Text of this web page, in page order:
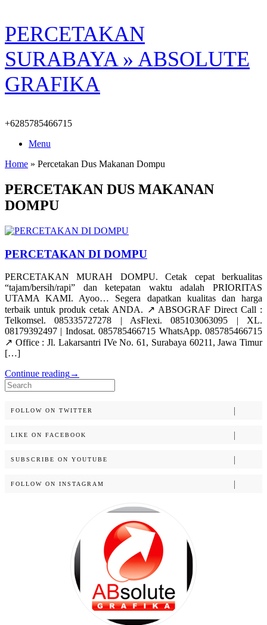
Skip
to
content
PERCETAKAN
SURABAYA » ABSOLUTE
GRAFIKA
+6285785466715
Menu
Home » Percetakan Dus Makanan Dompu
PERCETAKAN DUS MAKANAN
DOMPU
PERCETAKAN DI DOMPU
PERCETAKAN MURAH DOMPU. Cetak cepat berkualitas
“tajam/bersih/rapi” dan ketepatan waktu adalah PRIORITAS
UTAMA KAMI. Ayoo… Segera dapatkan kualitas dan harga
terbaik untuk produk cetak ANDA. ↗️ ABSOGRAF Direct Call :
Telkomsel. 085335727278 | AsFlexi. 085103063095 | XL.
08179392497 | Indosat. 085785466715 WhatsApp. 085785466715
↗️ Office : Jl. Lakarsantri IVe No. 61, Surabaya 60211, Jawa Timur
[…]
Continue reading→
Search
for:
FOLLOW ON TWITTER
LIKE ON FACEBOOK
SUBSCRIBE ON YOUTUBE
FOLLOW ON INSTAGRAM